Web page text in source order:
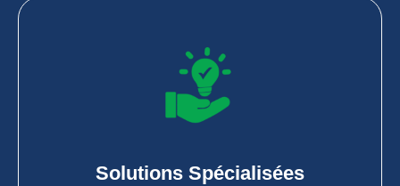
Solutions Spécialisées